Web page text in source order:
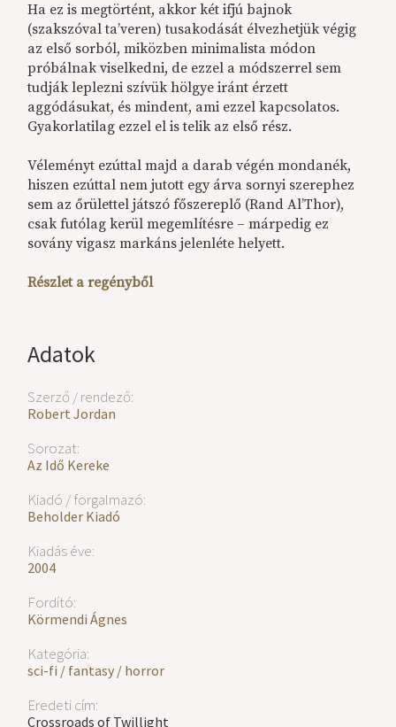
Adatok
Szerző / rendező:
Robert Jordan
Sorozat:
Az Idő Kereke
Kiadó / forgalmazó:
Beholder Kiadó
Kiadás éve:
2004
Fordító:
Körmendi Ágnes
Kategória:
sci-fi / fantasy / horror
Eredeti cím:
Crossroads of Twillight
Ha ez is megtörtént, akkor két ifjú bajnok
(szakszóval ta’veren) tusakodását élvezhetjük végig
az első sorból, miközben minimalista módon
próbálnak viselkedni, de ezzel a módszerrel sem
tudják leplezni szívük hölgye iránt érzett
aggódásukat, és mindent, ami ezzel kapcsolatos.
Gyakorlatilag ezzel el is telik az első rész.
Véleményt ezúttal majd a darab végén mondanék,
hiszen ezúttal nem jutott egy árva sornyi szerephez
sem az őrülettel játszó főszereplő (Rand Al’Thor),
csak futólag kerül megemlítésre – márpedig ez
sovány vigasz markáns jelenléte helyett.
Részlet a regényből